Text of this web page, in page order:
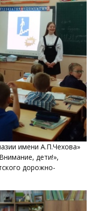
имени А.П.Чехова»
дети!»,
дорожно-